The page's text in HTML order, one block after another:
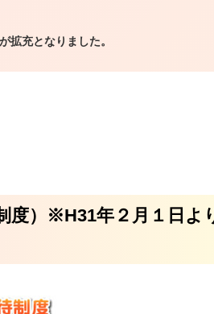
充となりました。
度）※H31年２月１日よ